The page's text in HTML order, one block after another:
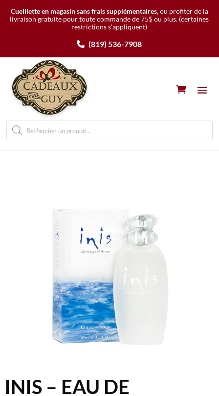
Cueillette en magasin sans frais supplémentaires,ou profiter de la
livraison gratuite pour toute commande de 75$ ou plus. (certaines
restrictions s’appliquent)
(819) 536-7908
Recherche
de
produits
INIS – EAU DE